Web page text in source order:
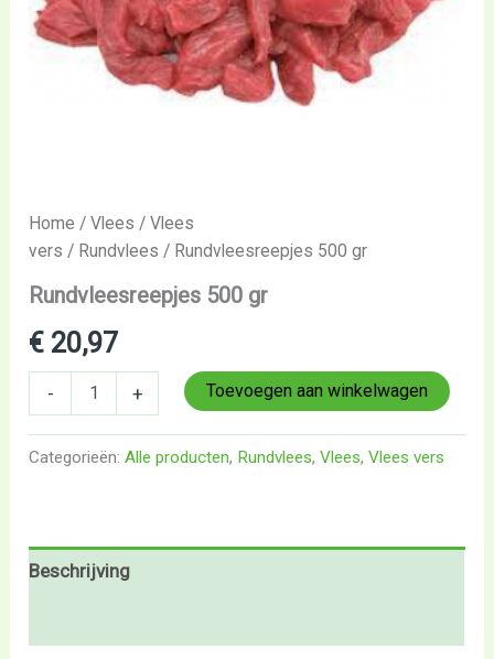
Home /Vlees /Vlees
vers / Rundvlees / Rundvleesreepjes 500 gr
Rundvleesreepjes 500 gr
€ 20,97
- + Toevoegen aan winkelwagen
Categorieën:Alle producten, Rundvlees,Vlees,Vlees vers
Beschrijving